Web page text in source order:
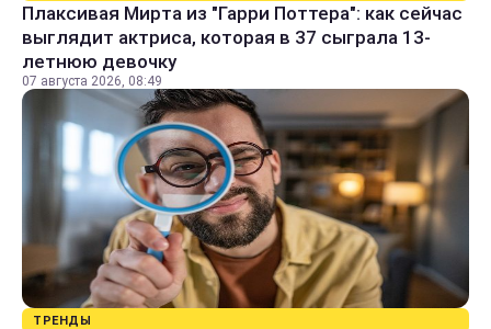
Плаксивая Мирта из "Гарри Поттера": как сейчас
выглядит актриса, которая в 37 сыграла 13-
летнюю девочку
07 августа 2026, 08:49
ТРЕНДЫ